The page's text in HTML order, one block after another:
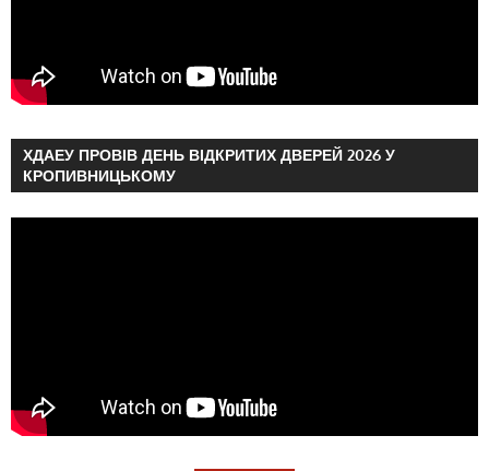
ХДАЕУ ПРОВІВ ДЕНЬ ВІДКРИТИХ ДВЕРЕЙ 2026 У
КРОПИВНИЦЬКОМУ